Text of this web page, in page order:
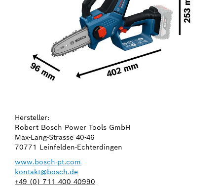
Hersteller:
Robert Bosch Power Tools GmbH
Max-Lang-Strasse 40-46
70771 Leinfelden-Echterdingen
www.bosch-pt.com
kontakt@bosch.de
+49 (0) 711 400 40990